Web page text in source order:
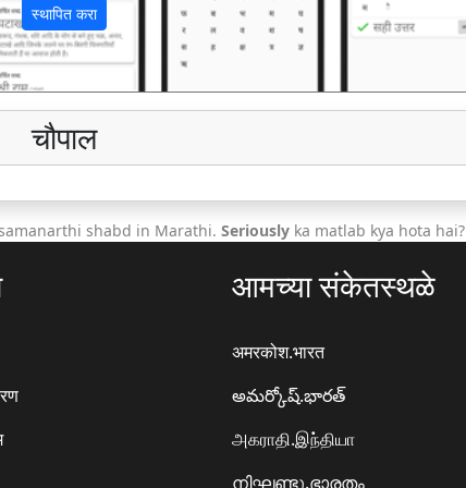
स्थापित करा
चौपाल
shabd in Marathi. Seriously ka matlab kya hota hai?
आमच्या संकेतस्थळे
अमरकोश.भारत
అమర్కోష్.భారత్
அகராதி.இந்தியா
നിഘണ്ടു.ഭാരതം